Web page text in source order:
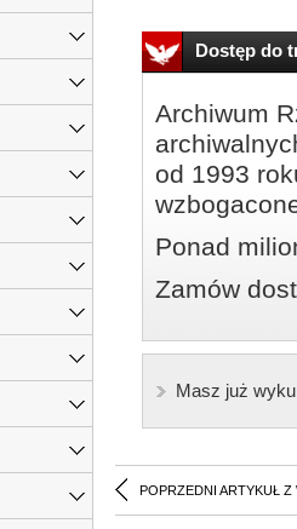
Dostęp do
Archiwum
od 1993
Ponad
Zamów
Masz już
POPRZEDNI ARTYKUŁ Z